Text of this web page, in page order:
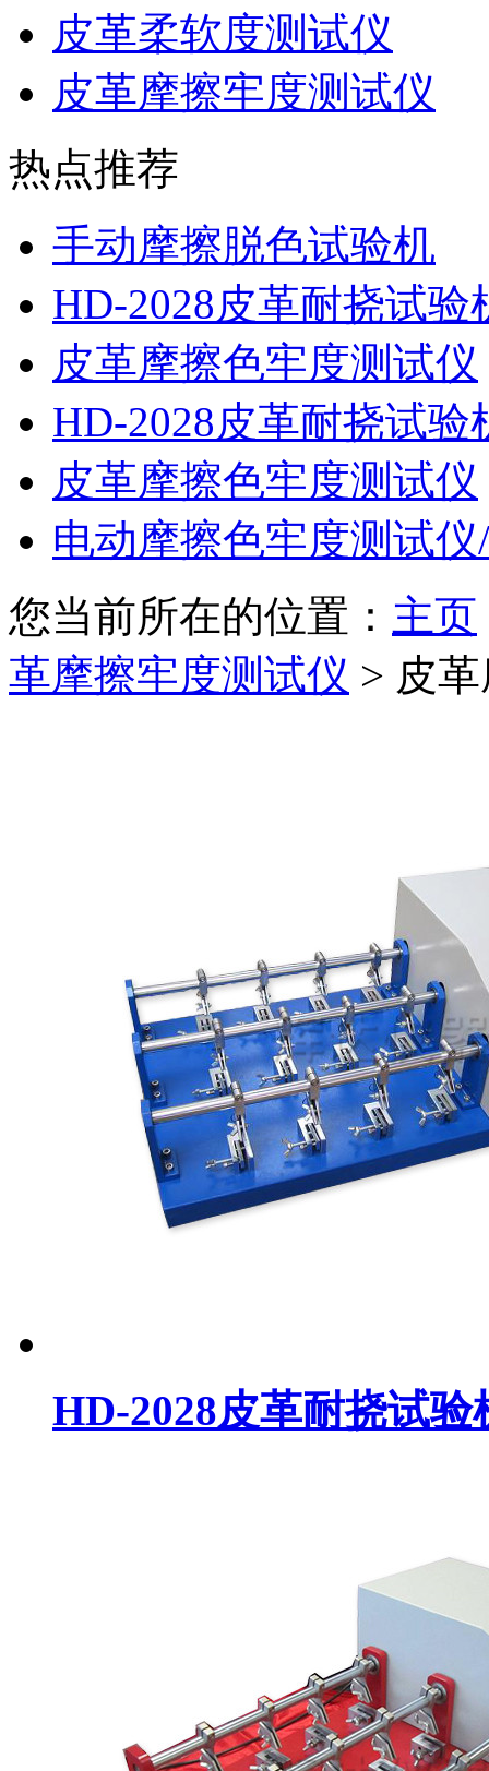
皮革柔软度测试仪
皮革摩擦牢度测试仪
热点推荐
手动摩擦脱色试验机
HD-2028皮革耐挠试验
皮革摩擦色牢度测试仪
HD-2028皮革耐挠试验
皮革摩擦色牢度测试仪
电动摩擦色牢度测试仪
您当前所在的位置： 主页
革摩擦牢度测试仪 > 皮
HD-2028皮革耐挠试验